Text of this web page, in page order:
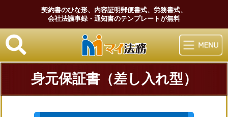
契約書のひな形、内容証明郵便書式、労務書式、
会社法議事録・通知書のテンプレートが無料
マイ法務
身元保証書（差し入れ型）